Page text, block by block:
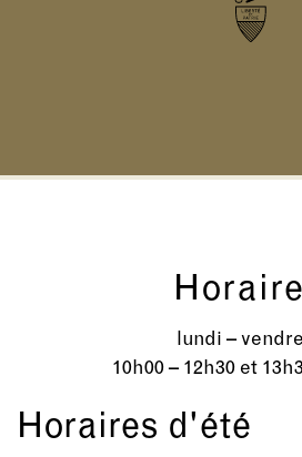
lundi –
10h00 – 12h30 et
Horaires d'été